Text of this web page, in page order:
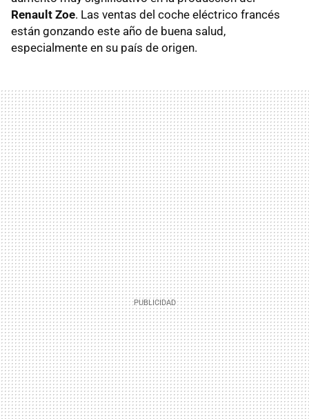
Renault Zoe. Las ventas del coche eléctrico francés
están gonzando este año de buena salud,
especialmente en su país de origen.